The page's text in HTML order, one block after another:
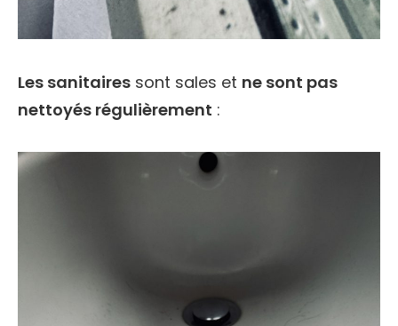
Les sanitaires sont sales et ne sont pas
nettoyés régulièrement :